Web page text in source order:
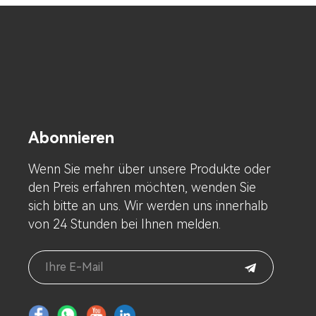
Abonnieren
Wenn Sie mehr über unsere Produkte oder
den Preis erfahren möchten, wenden Sie
sich bitte an uns. Wir werden uns innerhalb
von 24 Stunden bei Ihnen melden.